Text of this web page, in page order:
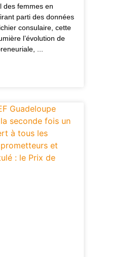
des femmes en
parti des données
consulaire, cette
l’évolution de